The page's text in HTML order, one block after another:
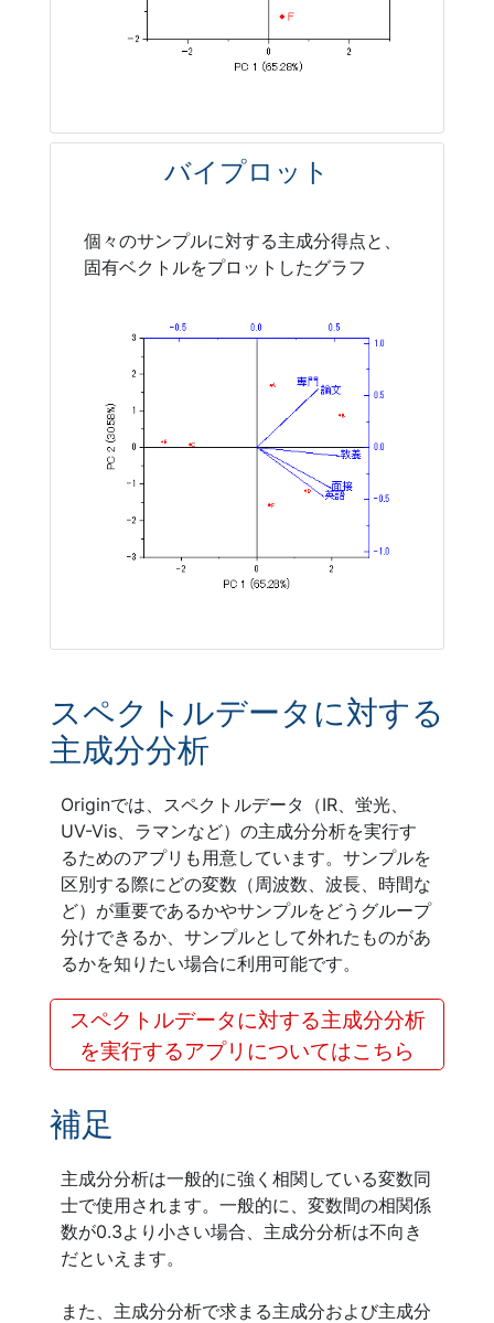
バイプロット
個々のサンプルに対する主成分得点と、
固有ベクトルをプロットしたグラフ
スペクトルデータに対する
主成分分析
Originでは、スペクトルデータ（IR、蛍光、
UV-Vis、ラマンなど）の主成分分析を実行す
るためのアプリも用意しています。サンプルを
区別する際にどの変数（周波数、波長、時間な
ど）が重要であるかやサンプルをどうグループ
分けできるか、サンプルとして外れたものがあ
るかを知りたい場合に利用可能です。
スペクトルデータに対する主成分分析
を実行するアプリについてはこちら
補足
主成分分析は一般的に強く相関している変数同
士で使用されます。一般的に、変数間の相関係
数が0.3より小さい場合、主成分分析は不向き
だといえます。
また、主成分分析で求まる主成分および主成分